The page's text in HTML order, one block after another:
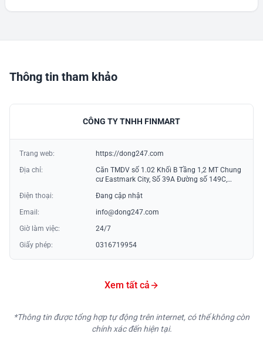
Thông tin tham khảo
CÔNG TY TNHH FINMART
Trang web:
https://dong247.com
Địa chỉ:
Căn TMDV số 1.02 Khối B Tầng 1,2 MT Chung
cư Eastmark City, Số 39A Đường số 149C,
Việt Nam
Điện thoại:
Đang cập nhật
Email:
info@dong247.com
Giờ làm việc:
24/7
Giấy phép:
0316719954
Xem tất cả
*Thông tin được tổng hợp tự động trên internet, có thể không còn
chính xác đến hiện tại.